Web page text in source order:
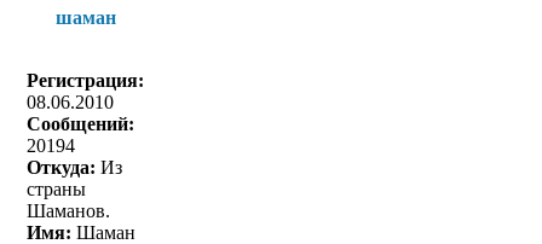
шаман
Регистрация:
08.06.2010
Сообщений:
20194
Откуда: Из
страны
Шаманов.
Имя: Шаман